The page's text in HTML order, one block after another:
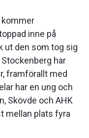
inne på
ut den som tog sig
har
framförallt med
har en ung och
Skövde och AHK
mellan plats fyra